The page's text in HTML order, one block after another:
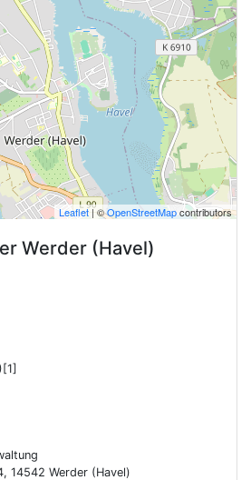
Leaflet| ©OpenStreetMapcontributors
Werder (Havel)
14542 Werder (Havel)